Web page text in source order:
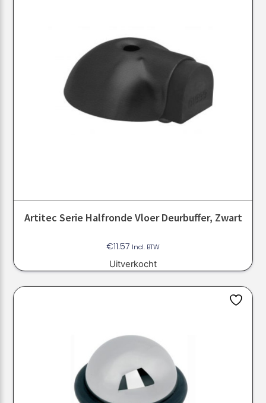
Artitec Serie Halfronde Vloer Deurbuffer, Zwart
€11.57 Incl. BTW
Uitverkocht